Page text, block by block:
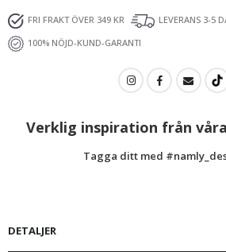
FRI FRAKT ÖVER 349 KR
LEVERANS 3-5
100% NÖJD-KUND-GARANTI
Verklig inspiration från
Tagga ditt med
DETALJER